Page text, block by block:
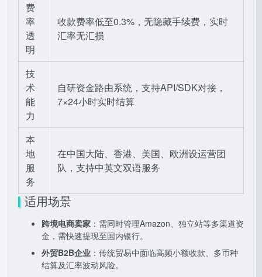
费
率
透
明
收款费率低至0.3%，无隐藏手续费，实时
汇率无汇损
技
术
能
力
自研资金路由系统，支持API/SDK对接，
7×24小时实时结算
本
地
服
务
在中国大陆、香港、美国、欧洲设运营团
队，支持中英文双语服务
适用场景
跨境电商卖家 ：需同时管理Amazon、独立站等多渠道资
金，需快速提现至国内银行。
外贸B2B企业 ：传统贸易中面临高频小额收款、多币种
结算及汇率波动风险。